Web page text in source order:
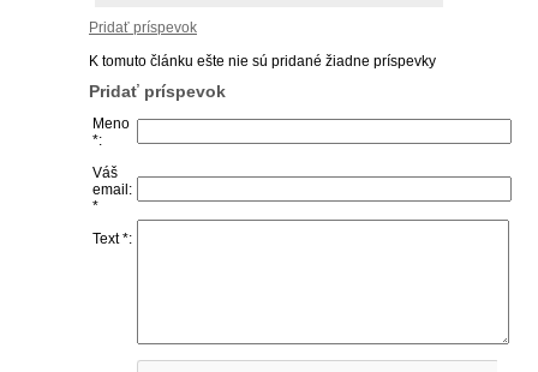
Pridať príspevok
K tomuto článku ešte nie sú pridané žiadne príspevky
Pridať príspevok
Meno
*:
Váš
email:
*
Text *: